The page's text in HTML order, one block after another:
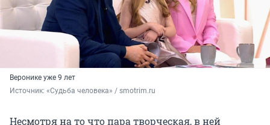
Веронике уже 9 лет
Источник: «Судьба человека» / smotrim.ru
Несмотря на то что пара творческая, в ней